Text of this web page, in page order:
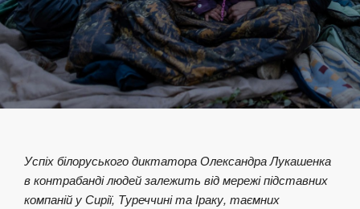
Успіх білоруського диктатора Олександра Лукашенка
в контрабанді людей залежить від мережі підставних
компаній у Сирії, Туреччині та Іраку, таємних